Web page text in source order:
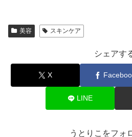
美容 スキンケア
シェアす
X
LINE
うとりこをフォ